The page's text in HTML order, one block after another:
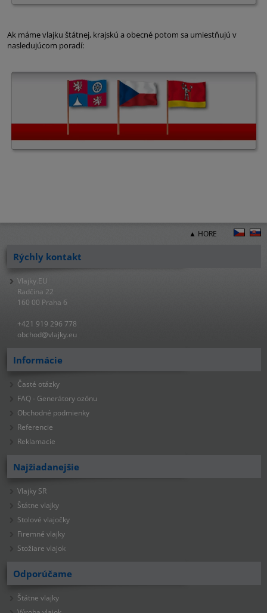
Ak máme vlajku štátnej, krajskú a obecné potom sa umiestňujú v
nasledujúcom poradí:
▲ HORE
Rýchly kontakt
Vlajky.EU
Radčina 22
160 00 Praha 6
+421 919 296 778
obchod@vlajky.eu
Informácie
Časté otázky
FAQ - Generátory ozónu
Obchodné podmienky
Referencie
Reklamacie
Najžiadanejšie
Vlajky SR
Štátne vlajky
Stolové vlajočky
Firemné vlajky
Stožiare vlajok
Odporúčame
Štátne vlajky